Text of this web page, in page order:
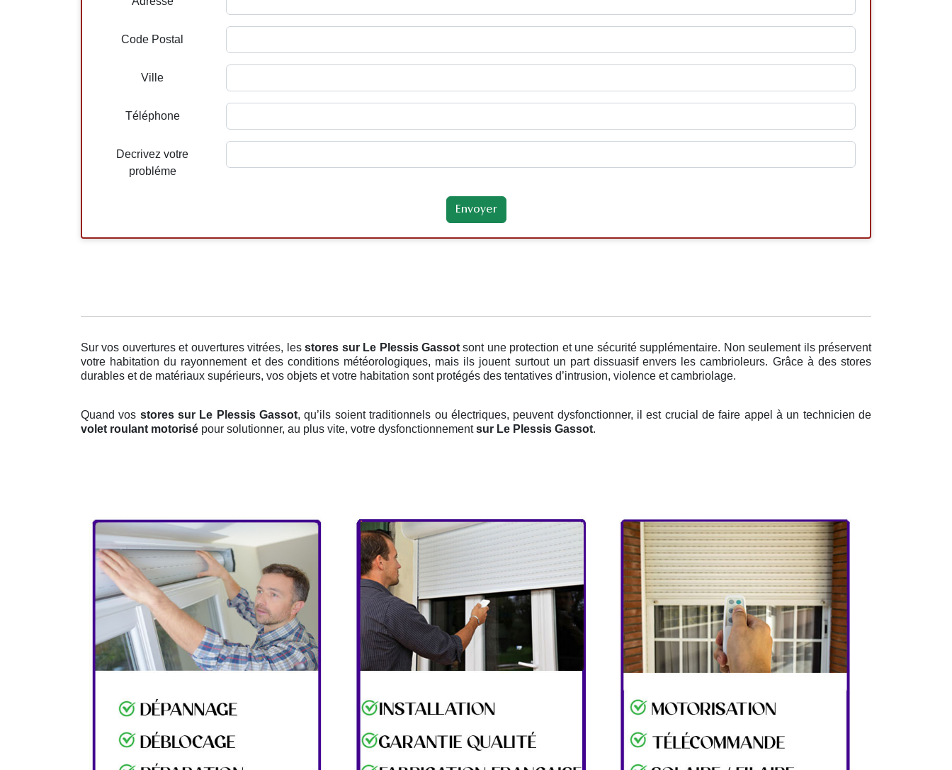
Code Postal
Ville
Téléphone
Decrivez votre
probléme
Sur vos ouvertures et ouvertures vitrées, lesstores sur Le Plessis Gassotsont une protection et une sécurité supplémentaire. Non seulement ils préservent
votre habitation du rayonnement et des conditions météorologiques, mais ils jouent surtout un part dissuasif envers les cambrioleurs. Grâce à des stores
durables et de matériaux supérieurs, vos objets et votre habitation sont protégés des tentatives d’intrusion, violence et cambriolage.
Quand vos stores sur Le Plessis Gassot, qu’ils soient traditionnels ou électriques, peuvent dysfonctionner, il est crucial de faire appel à un technicien de
volet roulant motorisé pour solutionner, au plus vite, votre dysfonctionnementsur Le Plessis Gassot.